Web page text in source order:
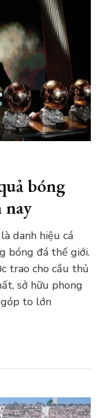
bóng
nay
danh hiệu cá
bóng đá thế giới.
trao cho cầu thủ
sở hữu phong
to lớn